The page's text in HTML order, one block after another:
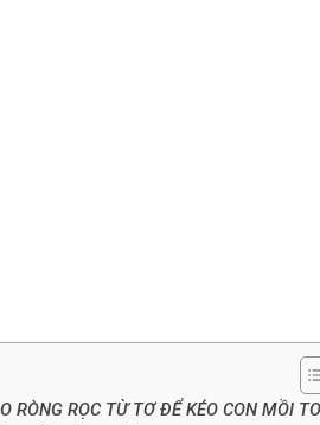
RÒNG RỌC TỪ TƠ ĐỂ KÉO CON MỒI TO